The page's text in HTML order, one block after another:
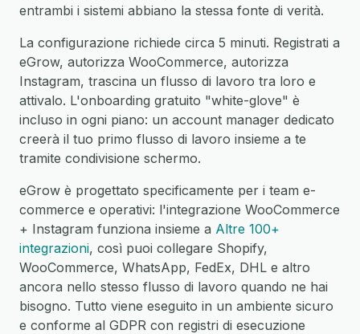
entrambi i sistemi abbiano la stessa fonte di verità.
La configurazione richiede circa 5 minuti. Registrati a
eGrow, autorizza WooCommerce, autorizza
Instagram, trascina un flusso di lavoro tra loro e
attivalo. L'onboarding gratuito "white-glove" è
incluso in ogni piano: un account manager dedicato
creerà il tuo primo flusso di lavoro insieme a te
tramite condivisione schermo.
eGrow è progettato specificamente per i team e-
commerce e operativi: l'integrazione WooCommerce
+ Instagram funziona insieme a Altre 100+
integrazioni, così puoi collegare Shopify,
WooCommerce, WhatsApp, FedEx, DHL e altro
ancora nello stesso flusso di lavoro quando ne hai
bisogno. Tutto viene eseguito in un ambiente sicuro
e conforme al GDPR con registri di esecuzione